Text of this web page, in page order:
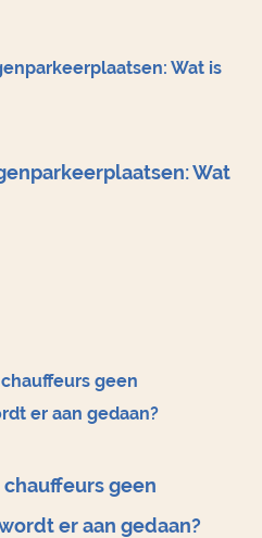
Wat
geen
er aan gedaan?